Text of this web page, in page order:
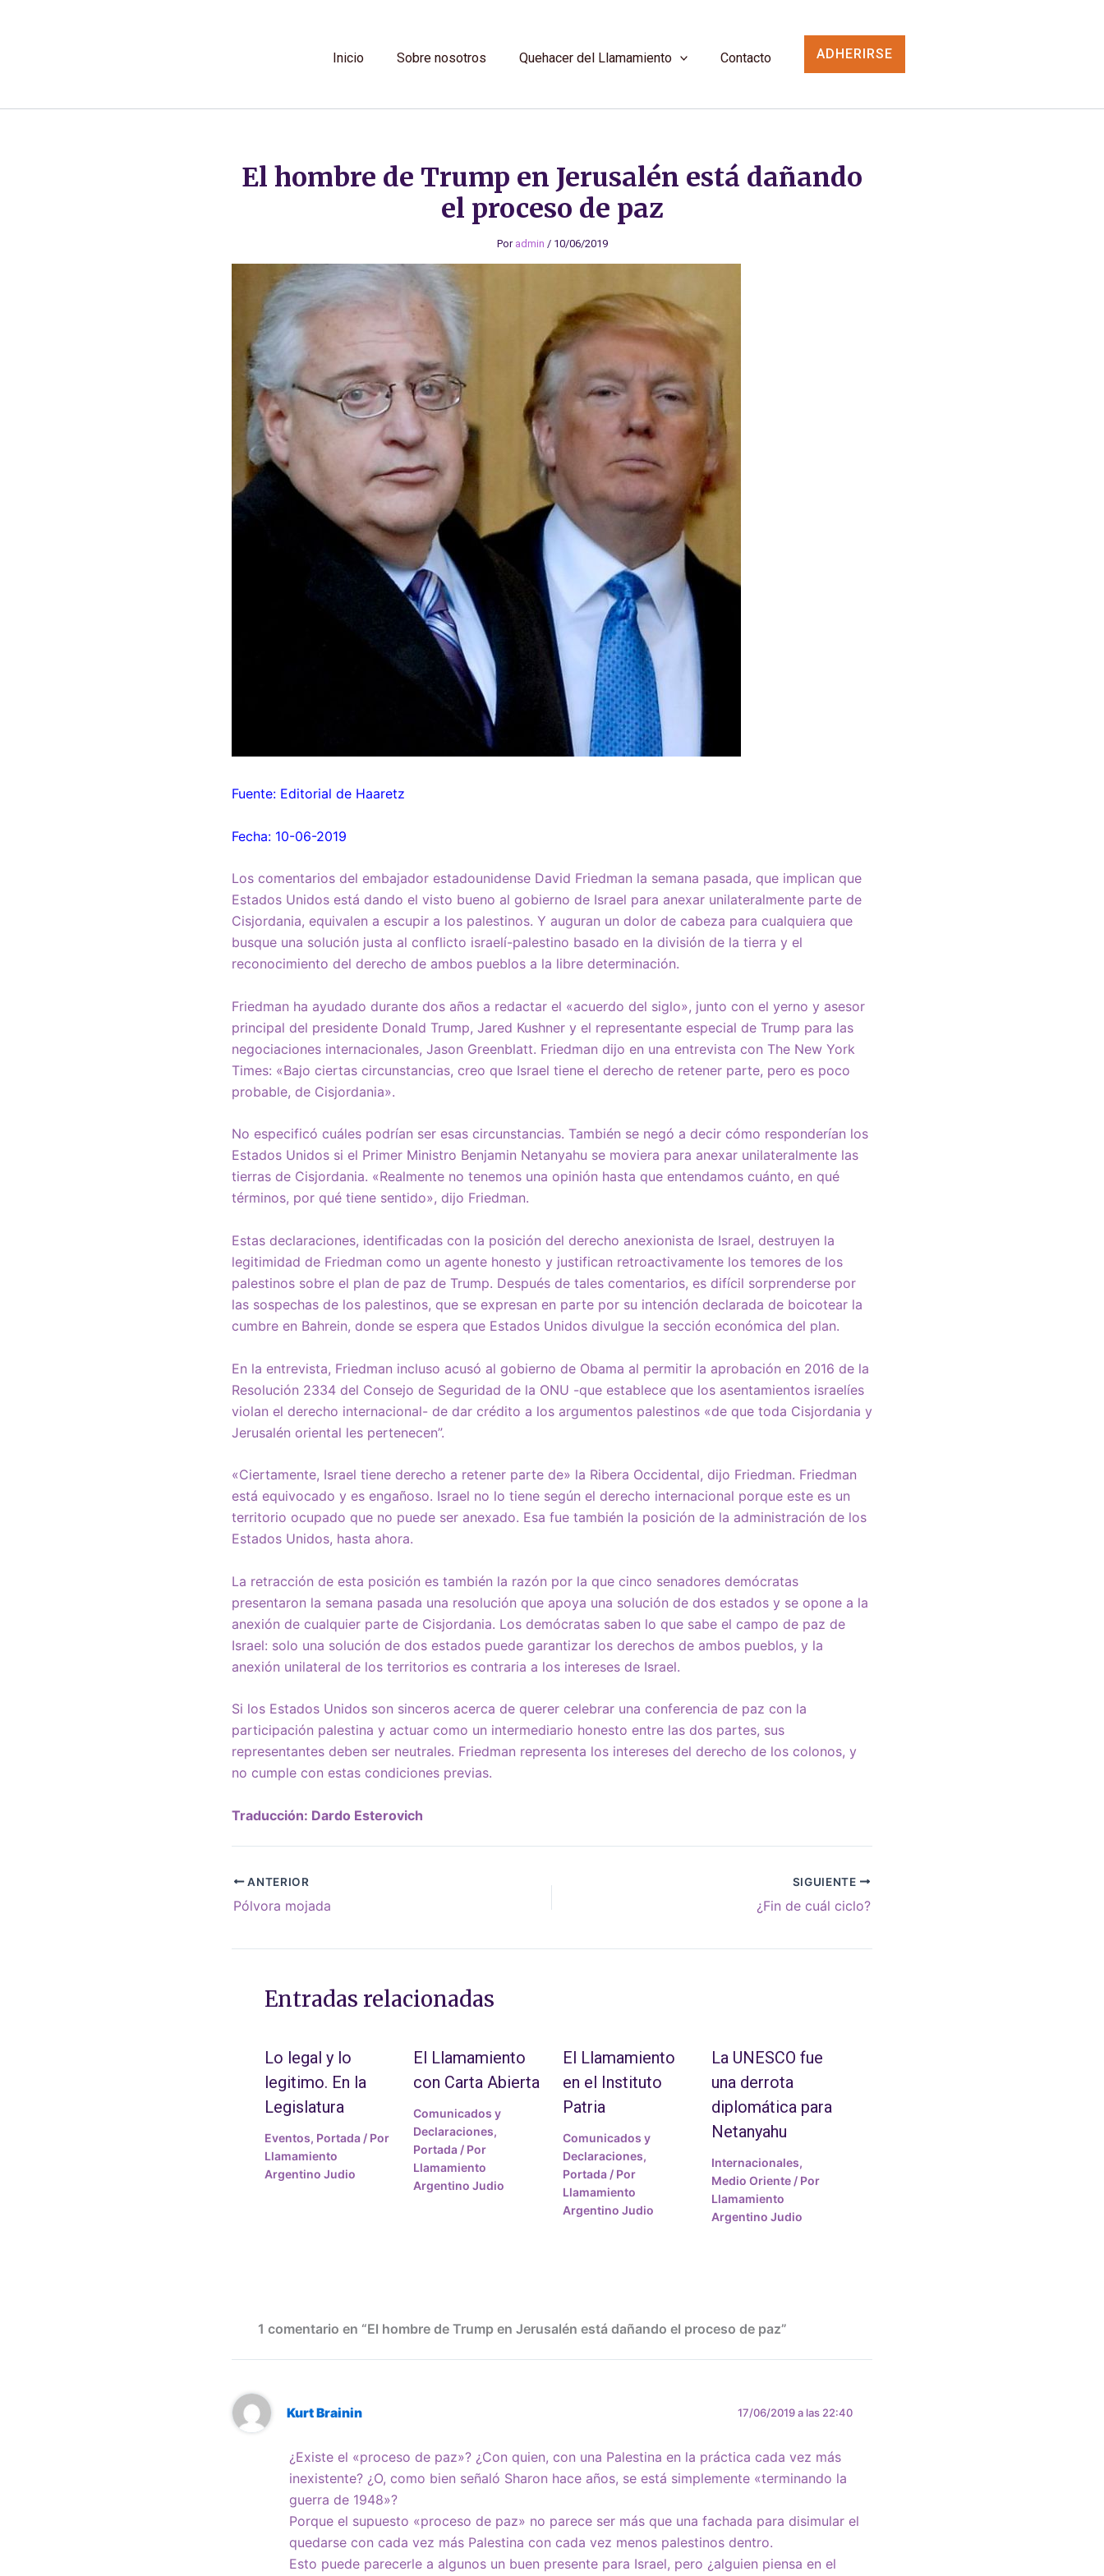
Inicio Sobre nosotros Quehacer del Llamamiento Contacto ADHERIRSE
El hombre de Trump en Jerusalén está dañando
el proceso de paz
Por admin / 10/06/2019
Fuente: Editorial de Haaretz
Fecha: 10-06-2019
Los comentarios del embajador estadounidense David Friedman la semana pasada, que implican que
Estados Unidos está dando el visto bueno al gobierno de Israel para anexar unilateralmente parte de
Cisjordania, equivalen a escupir a los palestinos. Y auguran un dolor de cabeza para cualquiera que
busque una solución justa al conflicto israelí-palestino basado en la división de la tierra y el
reconocimiento del derecho de ambos pueblos a la libre determinación.
Friedman ha ayudado durante dos años a redactar el «acuerdo del siglo», junto con el yerno y asesor
principal del presidente Donald Trump, Jared Kushner y el representante especial de Trump para las
negociaciones internacionales, Jason Greenblatt. Friedman dijo en una entrevista con The New York
Times: «Bajo ciertas circunstancias, creo que Israel tiene el derecho de retener parte, pero es poco
probable, de Cisjordania».
No especificó cuáles podrían ser esas circunstancias. También se negó a decir cómo responderían los
Estados Unidos si el Primer Ministro Benjamin Netanyahu se moviera para anexar unilateralmente las
tierras de Cisjordania. «Realmente no tenemos una opinión hasta que entendamos cuánto, en qué
términos, por qué tiene sentido», dijo Friedman.
Estas declaraciones, identificadas con la posición del derecho anexionista de Israel, destruyen la
legitimidad de Friedman como un agente honesto y justifican retroactivamente los temores de los
palestinos sobre el plan de paz de Trump. Después de tales comentarios, es difícil sorprenderse por
las sospechas de los palestinos, que se expresan en parte por su intención declarada de boicotear la
cumbre en Bahrein, donde se espera que Estados Unidos divulgue la sección económica del plan.
En la entrevista, Friedman incluso acusó al gobierno de Obama al permitir la aprobación en 2016 de la
Resolución 2334 del Consejo de Seguridad de la ONU -que establece que los asentamientos israelíes
violan el derecho internacional- de dar crédito a los argumentos palestinos «de que toda Cisjordania y
Jerusalén oriental les pertenecen”.
«Ciertamente, Israel tiene derecho a retener parte de» la Ribera Occidental, dijo Friedman. Friedman
está equivocado y es engañoso. Israel no lo tiene según el derecho internacional porque este es un
territorio ocupado que no puede ser anexado. Esa fue también la posición de la administración de los
Estados Unidos, hasta ahora.
La retracción de esta posición es también la razón por la que cinco senadores demócratas
presentaron la semana pasada una resolución que apoya una solución de dos estados y se opone a la
anexión de cualquier parte de Cisjordania. Los demócratas saben lo que sabe el campo de paz de
Israel: solo una solución de dos estados puede garantizar los derechos de ambos pueblos, y la
anexión unilateral de los territorios es contraria a los intereses de Israel.
Si los Estados Unidos son sinceros acerca de querer celebrar una conferencia de paz con la
participación palestina y actuar como un intermediario honesto entre las dos partes, sus
representantes deben ser neutrales. Friedman representa los intereses del derecho de los colonos, y
no cumple con estas condiciones previas.
Traducción: Dardo Esterovich
ANTERIOR
Pólvora mojada
SIGUIENTE
¿Fin de cuál ciclo?
Entradas relacionadas
Lo legal y lo
legitimo. En la
Legislatura
Eventos, Portada / Por
Llamamiento
Argentino Judio
El Llamamiento
con Carta Abierta
Comunicados y
Declaraciones,
Portada / Por
Llamamiento
Argentino Judio
El Llamamiento
en el Instituto
Patria
Comunicados y
Declaraciones,
Portada/ Por
Llamamiento
Argentino Judio
La UNESCO fue
una derrota
diplomática para
Netanyahu
Internacionales,
Medio Oriente/ Por
Llamamiento
Argentino Judio
1 comentario en “El hombre de Trump en Jerusalén está dañando el proceso de paz”
Kurt Brainin 17/06/2019 a las 22:40
¿Existe el «proceso de paz»? ¿Con quien, con una Palestina en la práctica cada vez más
inexistente? ¿O, como bien señaló Sharon hace años, se está simplemente «terminando la
guerra de 1948»?
Porque el supuesto «proceso de paz» no parece ser más que una fachada para disimular el
quedarse con cada vez más Palestina con cada vez menos palestinos dentro.
Esto puede parecerle a algunos un buen presente para Israel, pero ¿alguien piensa en el